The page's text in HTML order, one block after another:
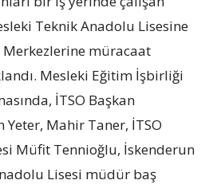
Teknik Anadolu Lisesine
müracaat
Mesleki Eğitim İşbirliği
İTSO Başkan
Yeter, Mahir Taner, İTSO
Müfit Tennioğlu, İskenderun
Lisesi müdür baş